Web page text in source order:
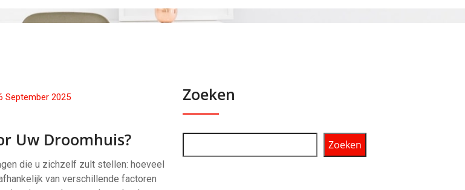
September 2025
Uw Droomhuis?
die u zichzelf zult stellen: hoeveel
van verschillende factoren
Zoeken
Zoeken